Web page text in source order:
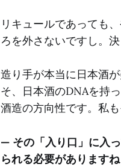
リキュールであっても
ろを外さないですし。
造り手が本当に日本酒
そ、日本酒のDNAを持
酒造の方向性です。私も
— その「入り口」に入
られる必要がありますね